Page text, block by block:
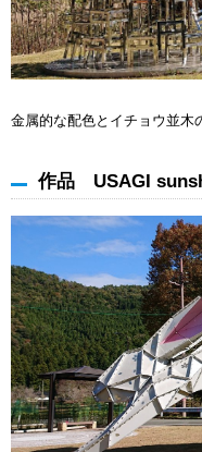
金属的な配色とイチョウ並木
作品 USAGI